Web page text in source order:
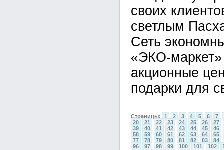
своих
светлым
Сеть
«ЭКО-маркет»
акционные
подарки для
Страницы: 1 2 3 4 5 6
7
20
21 22 23 24 25 26
27
39
40 41 42 43 44 45
46
58
59 60 61 62 63 64
65
77
78 79 80 81 82 83
84
96
97 98 99 100 101 102